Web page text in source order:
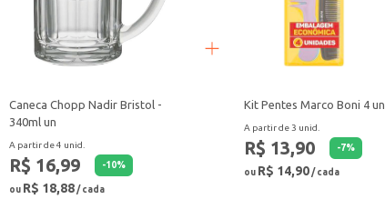
Caneca Chopp Nadir Bristol -
340ml un
A partir de 4 unid.
R$ 16,99 -10%
ou R$ 18,88/ cada
Kit Pentes Marco Boni 4 un
A partir de 3 unid.
R$ 13,90 -7%
ou R$ 14,90 / cada